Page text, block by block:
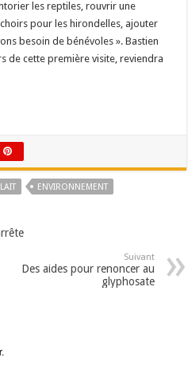
les reptiles, rouvrir une
pour les hirondelles, ajouter
besoin de bénévoles ». Bastien
de cette première visite, reviendra
ENVIRONNEMENT
Suivant
Des aides pour renoncer au
glyphosate